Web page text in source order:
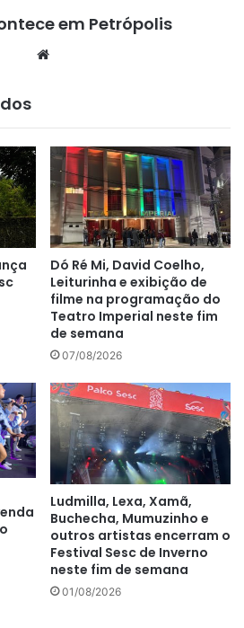
em Petrópolis
Dó Ré Mi, David Coelho,
Leiturinha e exibição de
filme na programação do
Teatro Imperial neste fim
de semana
07/08/2026
Ludmilla, Lexa, Xamã,
Buchecha, Mumuzinho e
outros artistas encerram o
Festival Sesc de Inverno
neste fim de semana
01/08/2026